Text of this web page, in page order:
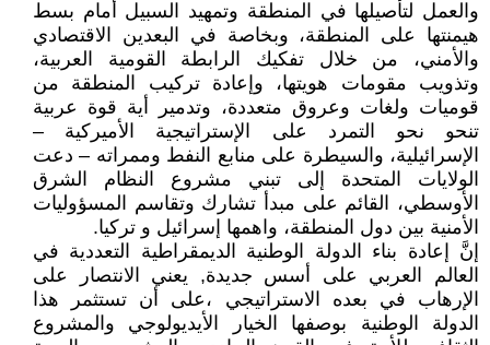
والعمل لتأصيلها في المنطقة وتمهيد السبيل أمام بسط
هيمنتها على المنطقة، وبخاصة في البعدين الاقتصادي
والأمني، من خلال تفكيك الرابطة القومية العربية،
وتذويب مقومات هويتها، وإعادة تركيب المنطقة من
قوميات ولغات وعروق متعددة، وتدمير أية قوة عربية
تنحو نحو التمرد على الإستراتيجية الأميركية –
الإسرائيلية، والسيطرة على منابع النفط وممراته – دعت
الولايات المتحدة إلى تبني مشروع النظام الشرق
الأوسطي، القائم على مبدأ تشارك وتقاسم المسؤوليات
الأمنية بين دول المنطقة، واهمها إسرائيل و تركيا.
إنَّ إعادة بناء الدولة الوطنية الديمقراطية التعددية في
العالم العربي على أسس جديدة, يعني الانتصار على
الإرهاب في بعده الاستراتيجي ،على أن تستثمر هذا
الدولة الوطنية بوصفها الخيار الأيديولوجي والمشروع